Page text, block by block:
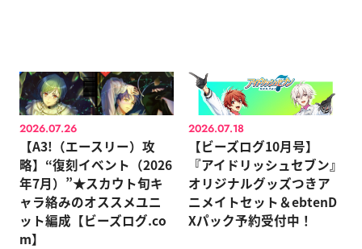
2026.07.26
【A3!（エースリー）攻
略】“復刻イベント（2026
年7月）”★スカウト旬キ
ャラ絡みのオススメユニ
ット編成【ビーズログ.co
m】
2026.07.18
【ビーズログ10月号】
『アイドリッシュセブン』
オリジナルグッズつきア
ニメイトセット＆ebtenD
Xパック予約受付中！